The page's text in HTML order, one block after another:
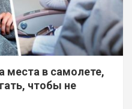
места в самолете,
чтобы не